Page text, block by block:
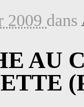
2009 dans
AU